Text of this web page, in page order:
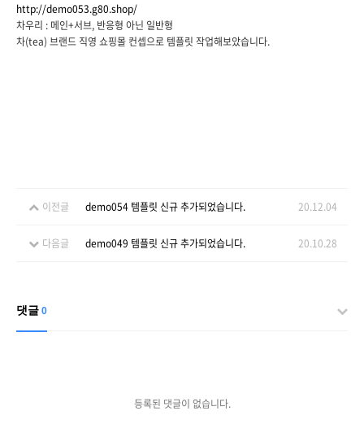
http://demo053.g80.shop/
차우리 : 메인+서브, 반응형 아닌 일반형
차(tea) 브랜드 직영 쇼핑몰 컨셉으로 템플릿 작업해보았습니다.
이전글 demo054 템플릿 신규 추가되었습니다. 20.12.04
다음글 demo049 템플릿 신규 추가되었습니다. 20.10.28
댓글 0
등록된 댓글이 없습니다.